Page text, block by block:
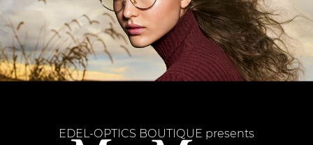
EDEL-OPTICS BOUTIQUE presents